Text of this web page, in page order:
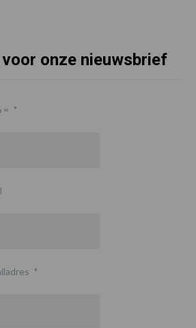
onze nieuwsbrief
= *
*